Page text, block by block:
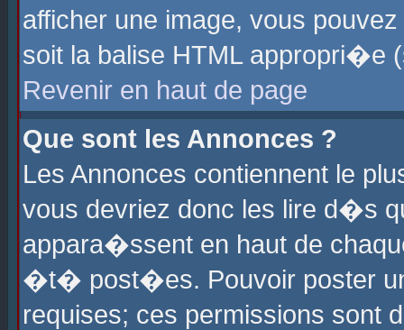
afficher une image, vous
soit la balise HTML
Revenir en haut de page
Que sont les Annonces ?
Les Annonces contiennent le
vous devriez donc les lire d�s
appara�ssent en haut de
�t� post�es. Pouvoir poster
requises; ces permissions sont